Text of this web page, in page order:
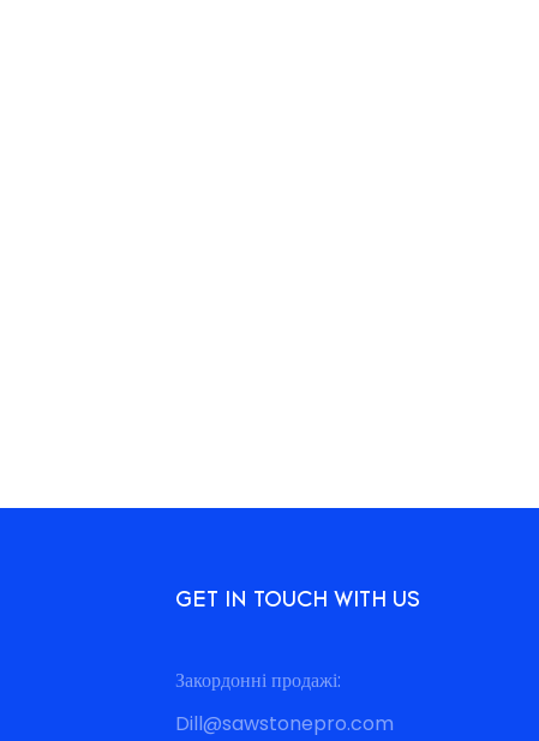
GET IN TOUCH WITH US
Закордонні продажі:
Dill@sawstonepro.com